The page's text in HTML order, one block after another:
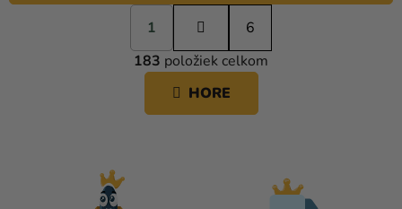
O
V
L
Á
S
t
r
á
k
o
1
6
183 položiek celkom
HORE